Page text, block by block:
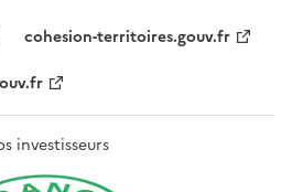
cohesion-territoires.gouv.fr
investisseurs